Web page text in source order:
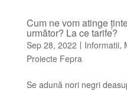
Cum ne vom atinge
următor? La ce tarife?
Sep 28, 2022 | Informatii,
Proiecte Fepra
Se adună nori negri